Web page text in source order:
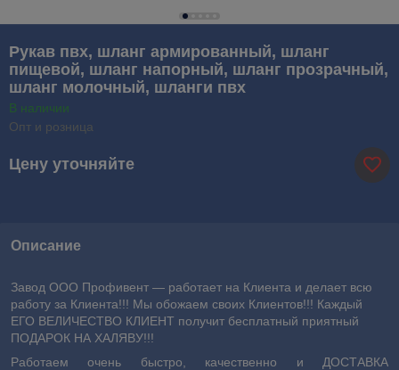
Рукав пвх, шланг армированный, шланг
пищевой, шланг напорный, шланг прозрачный,
шланг молочный, шланги пвх
В наличии
Опт и розница
Цену уточняйте
Описание
Завод ООО Профивент ― работает на Клиента и делает всю
работу за Клиента!!! Мы обожаем своих Клиентов!!! Каждый
ЕГО ВЕЛИЧЕСТВО КЛИЕНТ получит бесплатный приятный
ПОДАРОК НА ХАЛЯВУ!!!
Работаем очень быстро, качественно и ДОСТАВКА